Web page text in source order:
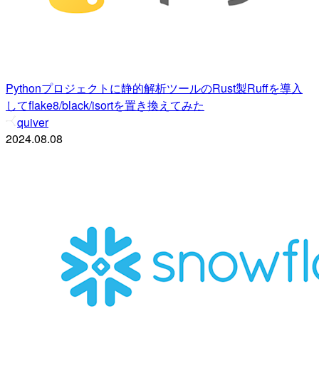
Pythonプロジェクトに静的解析ツールのRust製Ruffを導入
してflake8/black/isortを置き換えてみた
quiver
2024.08.08